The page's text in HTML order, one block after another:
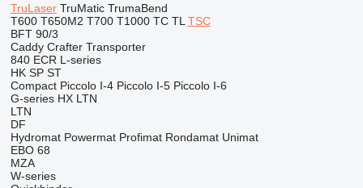
TruLaser TruMatic TrumaBend
T600 T650M2 T700 T1000 TC TL TSC
BFT 90/3
Caddy Crafter Transporter
840 ECR L-series
HK SP ST
Compact Piccolo I-4 Piccolo I-5 Piccolo I-6
G-series HX LTN
LTN
DF
Hydromat Powermat Profimat Rondamat Unimat
EBO 68
MZA
W-series